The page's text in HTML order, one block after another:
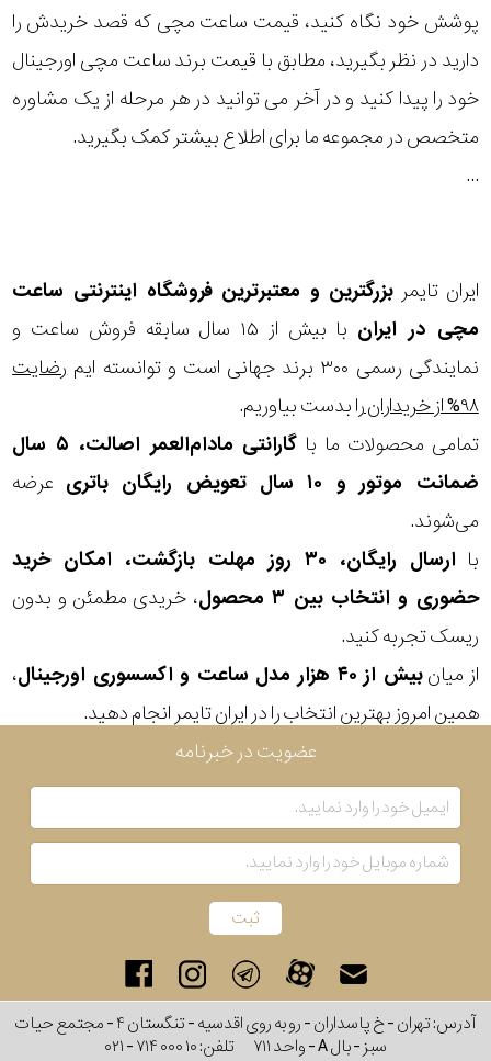
پوشش خود نگاه کنید، قیمت ساعت مچی که قصد خریدش را
دارید در نظر بگیرید، مطابق با قیمت برند ساعت مچی اورجینال
خود را پیدا کنید و در آخر می توانید در هر مرحله از یک مشاوره
متخصص در مجموعه ما برای اطلاع بیشتر کمک بگیرید.
...
ایران تایمر بزرگترین و معتبرترین فروشگاه اینترنتی ساعت
مچی در ایران
با بیش از ۱۵ سال سابقه فروش ساعت و
نمایندگی رسمی ۳۰۰ برند جهانی است و توانسته ایم
رضایت
۹۸% از خریداران
را بدست بیاوریم.
تمامی محصولات ما با
گارانتی مادام‌العمر اصالت، ۵ سال
ضمانت موتور و ۱۰ سال تعویض رایگان باتری
عرضه
می‌شوند.
با
ارسال رایگان، ۳۰ روز مهلت بازگشت، امکان خرید
حضوری و انتخاب بین ۳ محصول
، خریدی مطمئن و بدون
ریسک تجربه کنید.
از میانبیش از ۴۰ هزار مدل ساعت و اکسسوری اورجینال
،
همین امروز بهترین انتخاب را در ایران تایمر انجام دهید.
رنگ
بکار
رفته
در
صورتی
نمایش
بیشتر...
بکاررفته
اصالت
کشور
برند
تقویم
جنس
عضویت در خبرنامه
آدرس: تهران - خ پاسداران - رو به روی اقدسیه - تنگستان ۴ - مجتمع حیات
سبز - بال A - واحد ۷۱۱
تلفن:۰۲۱ - ۷۱۴ ۰۰۰ ۱۰